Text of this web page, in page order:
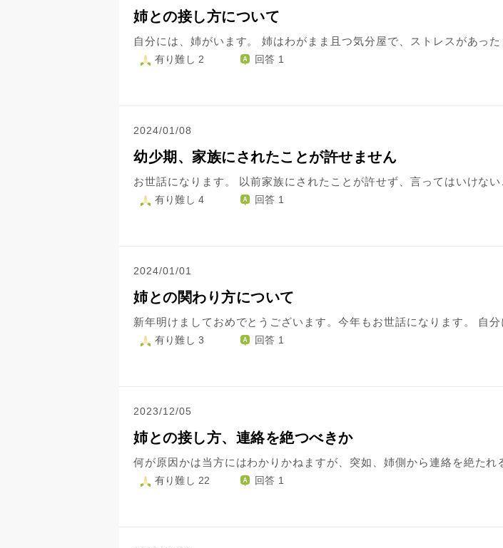
姉との接し方について
有り難し 2 回答 1
2024/01/08
幼少期、家族にされたことが許せません
有り難し 4 回答 1
2024/01/01
姉との関わり方について
有り難し 3 回答 1
2023/12/05
姉との接し方、連絡を絶つべきか
有り難し 22 回答 1